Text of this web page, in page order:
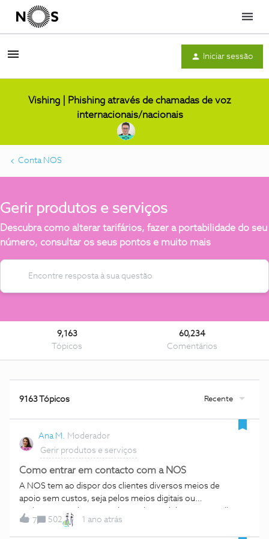
Menu
Iniciar sessão
Vishing | Phishing através de chamadas de voz
internacionais/nacionais
Conta NOS
Gerir produtos e serviços
Descubra como alterar tarifários, fazer a portabilidade do seu
número, consultar os seus pontos e muito mais
9,163
Tópicos
60,234
Comentários
9163 Tópicos Recente
Ana M. Moderador
Gerir produtos e serviços
Como entrar em contacto com a NOS
A NOS tem ao dispor dos clientes diversos meios de
apoio sem custos, seja pelos meios digitais ou
tradicionais. Saiba mais sobre cada um deles para escolher a
forma mais rápida e eficiente de solucionar a sua
questão: Dê preferência aos meios digitais para que
7 502 1 ano atrás